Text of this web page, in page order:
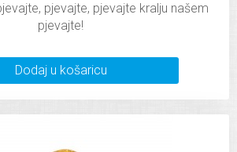
pjevajte, pjevajte kralju našem
pjevajte!
Dodaj u košaricu